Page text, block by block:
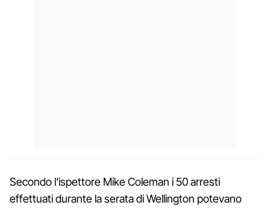
Secondo l’ispettore Mike Coleman i 50 arresti
effettuati durante la serata di Wellington potevano